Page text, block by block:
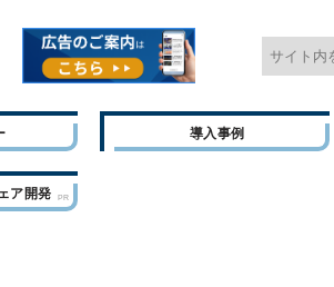
導入事例
ア開発